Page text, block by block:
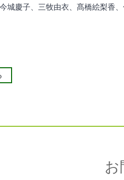
城慶子、三牧由衣、髙橋絵梨
お